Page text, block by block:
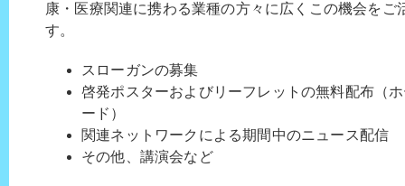
康・医療関連に携わる業種の方々に広くこの機会をご
す。
スローガンの募集
啓発ポスターおよびリーフレットの無料配布（
ード）
関連ネットワークによる期間中のニュース配信
その他、講演会など